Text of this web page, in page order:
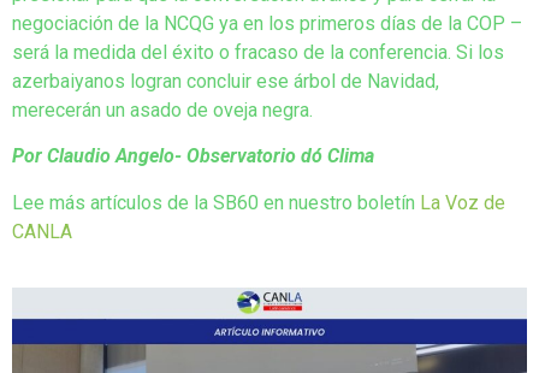
negociación de la NCQG ya en los primeros días de la COP –
será la medida del éxito o fracaso de la conferencia. Si los
azerbaiyanos logran concluir ese árbol de Navidad,
merecerán un asado de oveja negra.
Por Claudio Angelo- Observatorio dó Clima
Lee más artículos de la SB60 en nuestro boletín La Voz de
CANLA